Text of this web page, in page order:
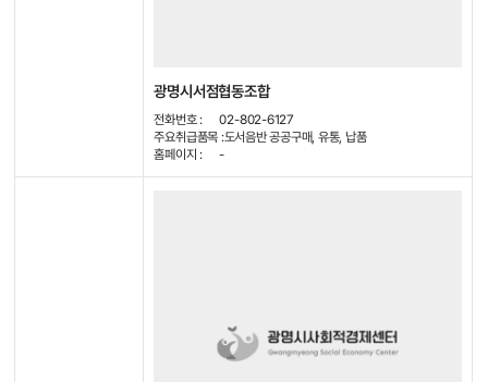
광명시서점협동조합
전화번호 :
02-802-6127
주요취급품목 :도서음반 공공구매, 유통, 납품
홈페이지 :
-